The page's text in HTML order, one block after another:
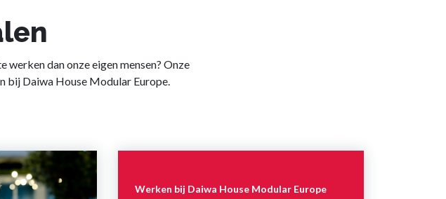
dan onze eigen mensen? Onze
bij Daiwa House Modular Europe.
Werken bij Daiwa House Modular Europe